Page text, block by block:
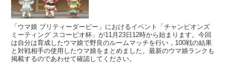
「ウマ娘 プリティーダービー」におけるイベント「チャンピオンズ
ミーティング スコーピオ杯」が11月23日12時から始まります。今回
は自分は育成したウマ娘で野良のルームマッチを行い，100戦の結果
と対戦相手の使用したウマ娘をまとめました。最新のウマ娘ランクも
掲載するのであわせて確認してください。